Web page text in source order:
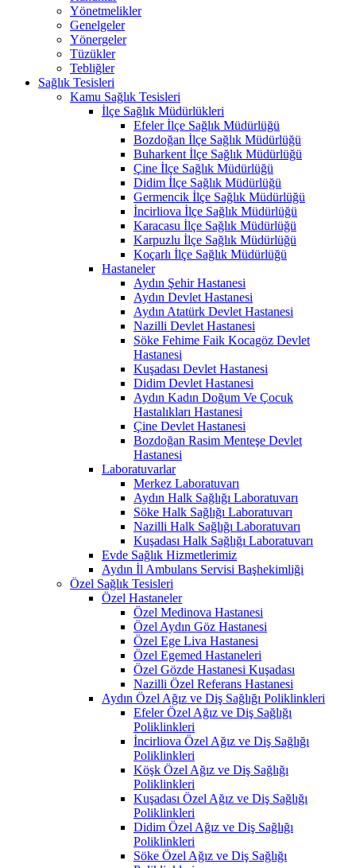
Yönetmelikler
Genelgeler
Yönergeler
Tüzükler
Tebliğler
Sağlık Tesisleri
Kamu Sağlık Tesisleri
İlçe Sağlık Müdürlükleri
Efeler İlçe Sağlık Müdürlüğü
Bozdoğan İlçe Sağlık Müdürlüğü
Buharkent İlçe Sağlık Müdürlüğü
Çine İlçe Sağlık Müdürlüğü
Didim İlçe Sağlık Müdürlüğü
Germencik İlçe Sağlık Müdürlüğü
İncirliova İlçe Sağlık Müdürlüğü
Karacasu İlçe Sağlık Müdürlüğü
Karpuzlu İlçe Sağlık Müdürlüğü
Koçarlı İlçe Sağlık Müdürlüğü
Hastaneler
Aydın Şehir Hastanesi
Aydın Devlet Hastanesi
Aydın Atatürk Devlet Hastanesi
Nazilli Devlet Hastanesi
Söke Fehime Faik Kocagöz Devlet
Hastanesi
Kuşadası Devlet Hastanesi
Didim Devlet Hastanesi
Aydın Kadın Doğum Ve Çocuk
Hastalıkları Hastanesi
Çine Devlet Hastanesi
Bozdoğan Rasim Menteşe Devlet
Hastanesi
Laboratuvarlar
Merkez Laboratuvarı
Aydın Halk Sağlığı Laboratuvarı
Söke Halk Sağlığı Laboratuvarı
Nazilli Halk Sağlığı Laboratuvarı
Kuşadası Halk Sağlığı Laboratuvarı
Evde Sağlık Hizmetlerimiz
Aydın İl Ambulans Servisi Başhekimliği
Özel Sağlık Tesisleri
Özel Hastaneler
Özel Medinova Hastanesi
Özel Aydın Göz Hastanesi
Özel Ege Liva Hastanesi
Özel Egemed Hastaneleri
Özel Gözde Hastanesi Kuşadası
Nazilli Özel Referans Hastanesi
Aydın Özel Ağız ve Diş Sağlığı Poliklinkleri
Efeler Özel Ağız ve Diş Sağlığı
Poliklinkleri
İncirliova Özel Ağız ve Diş Sağlığı
Poliklinkleri
Köşk Özel Ağız ve Diş Sağlığı
Poliklinkleri
Kuşadası Özel Ağız ve Diş Sağlığı
Poliklinkleri
Didim Özel Ağız ve Diş Sağlığı
Poliklinkleri
Söke Özel Ağız ve Diş Sağlığı